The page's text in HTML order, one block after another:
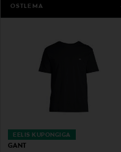
OSTLEMA
EELIS KUPONGIGA
GANT